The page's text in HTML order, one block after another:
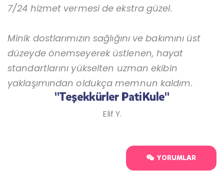
7/24 hizmet vermesi de ekstra güzel.
Minik dostlarımızın sağlığını ve bakımını üst
düzeyde önemseyerek üstlenen, hayat
standartlarını yükselten uzman ekibin
yaklaşımından oldukça memnun kaldım.
"Teşekkürler PatiKule"
Elif Y.
YORUMLAR